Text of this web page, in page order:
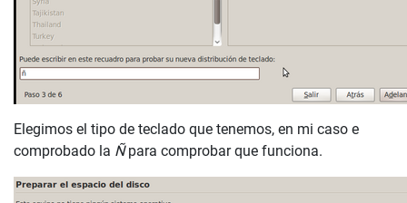
Elegimos el tipo de teclado que tenemos, en mi caso e
comprobado la Ñpara comprobar que funciona.